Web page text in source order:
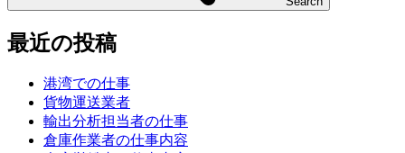
最近の投稿
港湾での仕事
貨物運送業者
輸出分析担当者の仕事
倉庫作業者の仕事内容